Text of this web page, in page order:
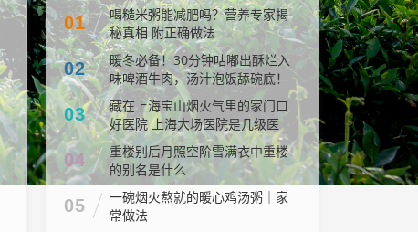
01
喝糙米粥能减肥吗？营养专家揭
秘真相 附正确做法
02
暖冬必备！30分钟咕嘟出酥烂入
味啤酒牛肉，汤汁泡饭舔碗底！
03
藏在上海宝山烟火气里的家门口
好医院 上海大场医院是几级医
院
04
重楼别后月照空阶雪满衣中重楼
的别名是什么
05
一碗烟火熬就的暖心鸡汤粥｜家
常做法